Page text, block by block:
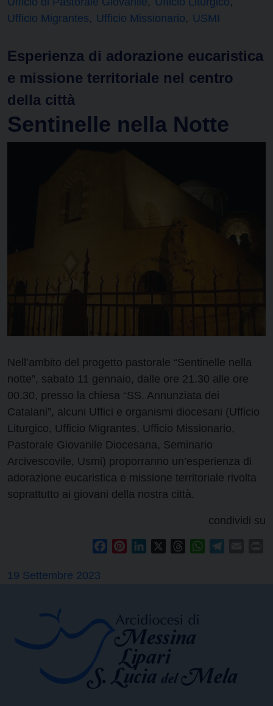
Ufficio Migrantes
Ufficio Missionario USMI
Esperienza di adorazione eucaristica
e missione territoriale nel centro
della città
Sentinelle nella Notte
Nell’ambito del progetto pastorale “Sentinelle nella
notte”, sabato 11 gennaio, dalle ore 21.30 alle ore
00.30, presso la chiesa “SS. Annunziata dei
Catalani”, alcuni Uffici e organismi diocesani (Ufficio
Liturgico, Ufficio Migrantes, Ufficio Missionario,
Pastorale Giovanile Diocesana, Seminario
Arcivescovile, Usmi) proporranno un’esperienza di
adorazione eucaristica e missione territoriale rivolta
soprattutto ai giovani della nostra città.
condividi su
FacebookPinterestLinkedIn ThreadsWhatsApp
19 Settembre 2023